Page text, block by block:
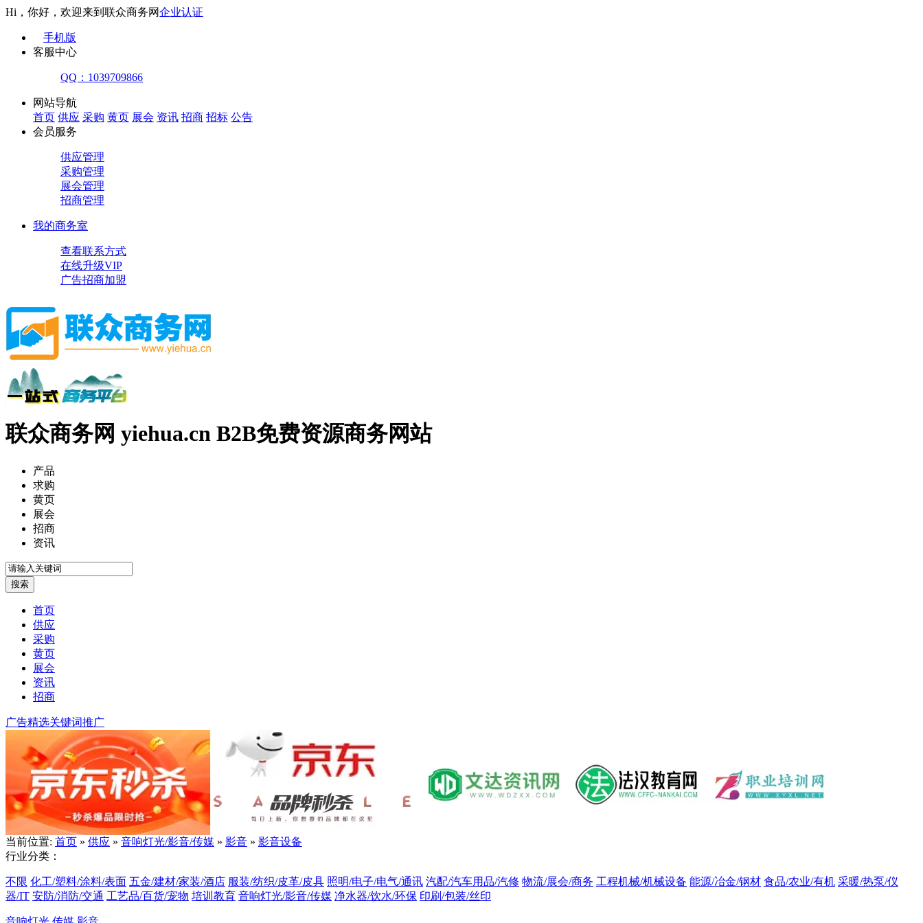
Hi，你好，欢迎来到联众商务网企业认证
手机版
客服中心
QQ：1039709866
网站导航
首页 供应 采购 黄页 展会 资讯 招商 招标 公告
会员服务
供应管理
采购管理
展会管理
招商管理
我的商务室
查看联系方式
在线升级VIP
广告招商加盟
联众商务网 yiehua.cn B2B免费资源商务网站
产品
求购
黄页
展会
招商
资讯
首页
供应
采购
黄页
展会
资讯
招商
广告精选关键词推广
当前位置: 首页 » 供应 » 音响灯光/影音/传媒 » 影音 » 影音设备
行业分类：
不限 化工/塑料/涂料/表面 五金/建材/家装/酒店 服装/纺织/皮革/皮具 照明/电子/电气/通讯 汽配/汽车用品/汽修 物流/展会/商务 工程机械/机械设备 能源/冶金/钢材 食品/农业/有机 采暖/热泵/仪
器/IT 安防/消防/交通 工艺品/百货/宠物 培训教育 音响灯光/影音/传媒 净水器/饮水/环保 印刷/包装/丝印